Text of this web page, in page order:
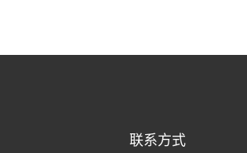
联系方式